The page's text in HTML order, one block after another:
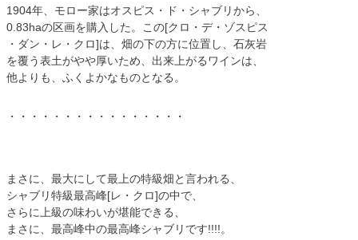
1904年、モロー家はオスピス・ド・シャブリから、
0.83haの区画を購入した。この[クロ・デ・ゾスピス
・ダン・レ・クロ]は、畑の下の方に位置し、石灰岩
を覆う表土がやや厚いため、出来上がるワインは、
他よりも、ふくよかなものとなる。
・・・・・・・・・・・・・・・・
まさに、最大にして最上の特級畑と言われる、
シャブリ特級最高峰[レ・クロ]の中で、
さらに上級の味わいが堪能できる、
まさに、最高峰中の最高峰シャブリです!!!!。